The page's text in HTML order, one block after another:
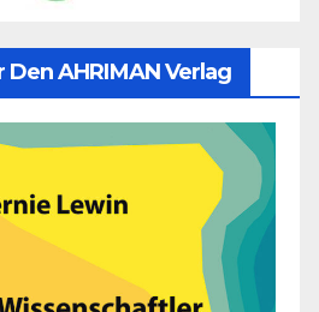
AHRIMAN Verlag